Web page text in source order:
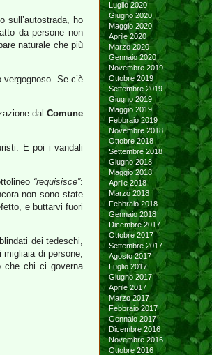
sull’autostrada, ho
da persone non
naturale che più
Se c’è
dalComune
E poi i vandali
“requisisce”:
non sono state
e buttarvi fuori
dei tedeschi,
di persone,
che chi ci governa
Luglio 2020
Giugno 2020
Maggio 2020
Aprile 2020
Marzo 2020
Gennaio 2020
Novembre 2019
Ottobre 2019
Settembre 2019
Giugno 2019
Maggio 2019
Febbraio 2019
Novembre 2018
Ottobre 2018
Settembre 2018
Giugno 2018
Maggio 2018
Aprile 2018
Marzo 2018
Febbraio 2018
Gennaio 2018
Dicembre 2017
Ottobre 2017
Settembre 2017
Agosto 2017
Luglio 2017
Giugno 2017
Aprile 2017
Marzo 2017
Febbraio 2017
Gennaio 2017
Dicembre 2016
Novembre 2016
Ottobre 2016